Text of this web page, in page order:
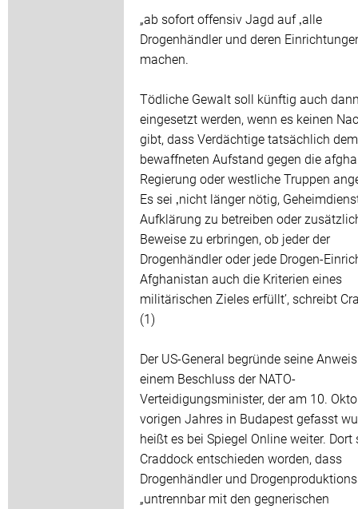
„ab sofort offensiv Jagd auf ‚alle
Drogenhändler und deren
machen.
Tödliche Gewalt soll künftig auch
eingesetzt werden, wenn es keinen
gibt, dass Verdächtige tatsächlich dem
bewaffneten Aufstand gegen die
Regierung oder westliche Truppen
Es sei ‚nicht länger nötig,
Aufklärung zu betreiben oder
Beweise zu erbringen, ob jeder der
Drogenhändler oder jede Drogen-
Afghanistan auch die Kriterien eines
militärischen Zieles erfüllt’, schreibt
(1)
Der US-General begründe seine
einem Beschluss der NATO-
Verteidigungsminister, der am 10.
vorigen Jahres in Budapest gefasst
heißt es bei Spiegel Online weiter. Dort
Craddock entschieden worden, dass
Drogenhändler und
„untrennbar mit den gegnerischen